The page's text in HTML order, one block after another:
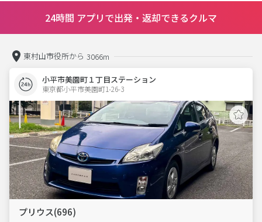
24時間 アプリで出発・返却できるクルマ
東村山市役所から 3066m
小平市美園町１丁目ステーション
東京都小平市美園町1-26-3
プリウス(696)